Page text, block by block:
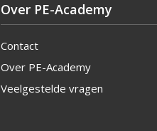
Over PE-Academy
Contact
Over PE-Academy
Veelgestelde vragen